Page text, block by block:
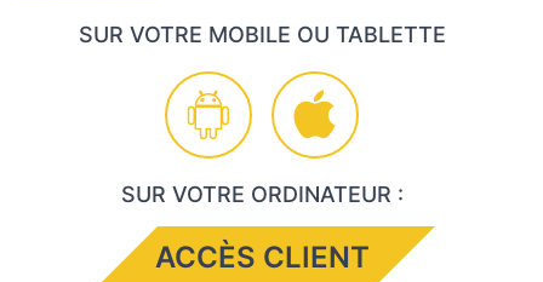
SUR VOTRE MOBILE OU TABLETTE
SUR VOTRE ORDINATEUR :
ACCÈS CLIENT